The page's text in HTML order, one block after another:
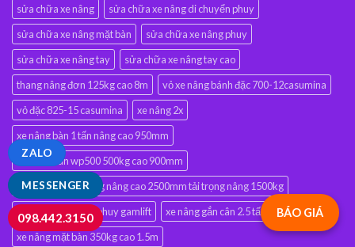
sửa chữa xe nâng
sửa chữa xe nâng di chuyển phuy
sửa chữa xe nâng mặt bàn
sửa chữa xe nâng phuy
sửa chữa xe nâng tay
sửa chữa xe nâng tay cao
thang nâng đơn 125kg cao 8m
vỏ xe nâng bánh đặc 700-12casumina
vỏ đặc 825-15 casumina
xe nâng 2x
xe nâng bàn 1 tấn nâng cao 950mm
xe nâng bàn wp500 500kg cao 900mm
xe nâng bán tự động nâng cao 2500mm tải trọng nâng 1500kg
xe nâng di chuyển phuy gamlift
xe nâng gắn cân 2.5 tấn
xe nâng mặt bàn 350kg cao 1.5m
BÁO GIÁ
MESSENGER
ZALO
098.442.3150